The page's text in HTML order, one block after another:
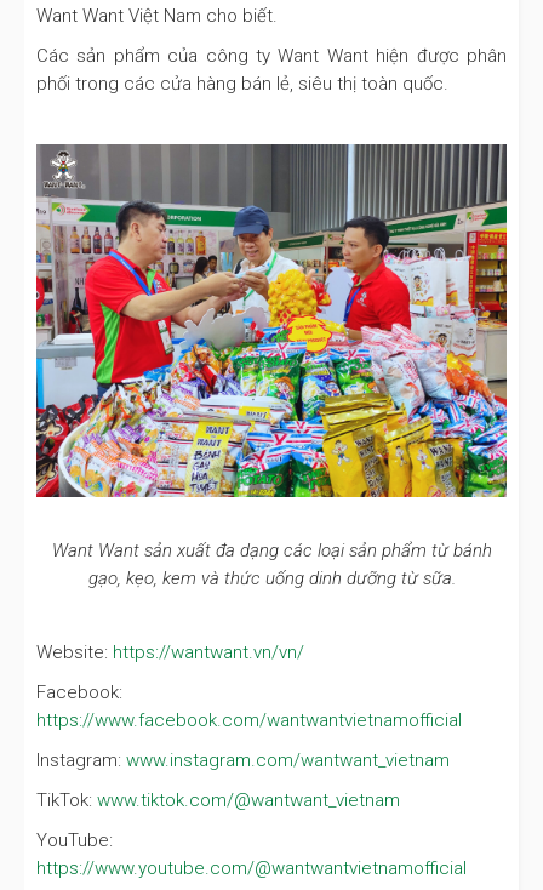
Want Want Việt Nam cho biết.
Các sản phẩm của công ty Want Want hiện được phân
phối trong các cửa hàng bán lẻ, siêu thị toàn quốc.
Want Want sản xuất đa dạng các loại sản phẩm từ bánh
gạo, kẹo, kem và thức uống dinh dưỡng từ sữa.
Website: https://wantwant.vn/vn/
Facebook:
https://www.facebook.com/wantwantvietnamofficial
Instagram: www.instagram.com/wantwant_vietnam
TikTok: www.tiktok.com/@wantwant_vietnam
YouTube:
https://www.youtube.com/@wantwantvietnamofficial